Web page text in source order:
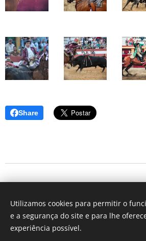
Share
#LuísRouxinolJr
#Emoção
Utilizamos cookies para permitir o
e a segurança do site e para lhe
experiência possível.